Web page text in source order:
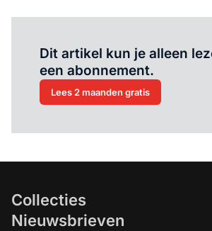
Dit artikel kun je alleen
een abonnement.
Lees 2 maanden gratis
Collecties
Nieuwsbrieven